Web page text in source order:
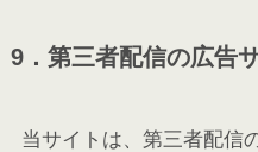
9．第三者配信の広告
当サイトは、第三者配信